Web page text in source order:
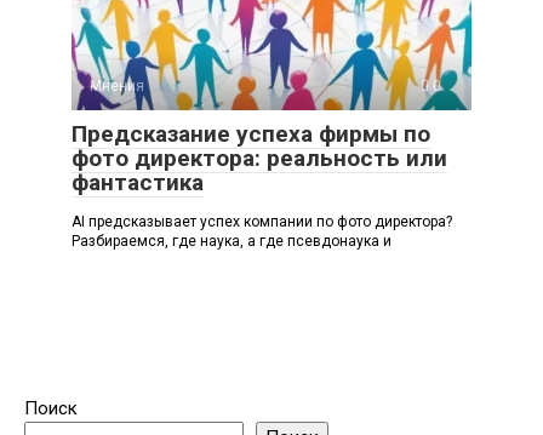
Мнения 0
Предсказание успеха фирмы по
фото директора: реальность или
фантастика
AI предсказывает успех компании по фото директора?
Разбираемся, где наука, а где псевдонаука и
Поиск